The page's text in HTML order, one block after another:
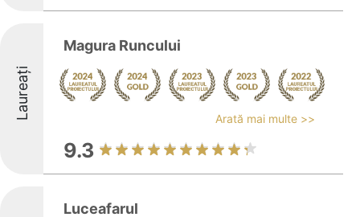
Laureați
Magura Runcului
Arată mai multe >>
9.3
Luceafarul